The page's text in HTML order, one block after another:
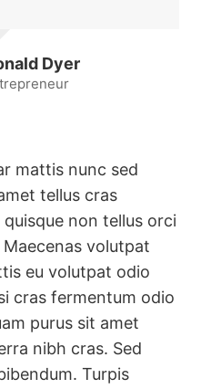
Dyer
mattis nunc sed
tellus cras
non tellus orci
volutpat
eu volutpat odio
cras fermentum odio
purus sit amet
nibh cras. Sed
Turpis